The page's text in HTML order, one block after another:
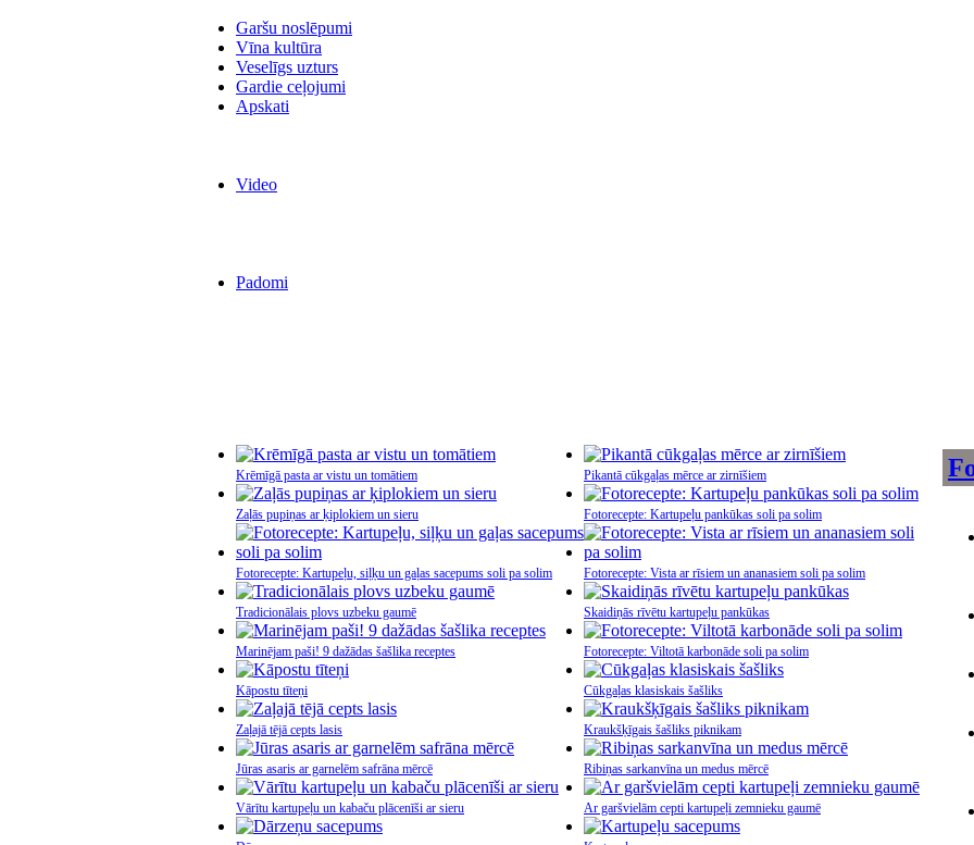
Garšu noslēpumi
Vīna kultūra
Veselīgs uzturs
Gardie ceļojumi
Apskati
Video
Padomi
Krēmīgā pasta ar vistu un tomātiem Pikantā cūkgaļas mērce ar zirnīšiem
Zaļās pupiņas ar ķiplokiem un sieru Fotorecepte: Kartupeļu pankūkas soli pa solim
Fotorecepte: Kartupeļu, siļķu un gaļas sacepums soli pa solim Fotorecepte: Vista ar rīsiem un ananasiem soli pa solim
Tradicionālais plovs uzbeku gaumē Skaidiņās rīvētu kartupeļu pankūkas
Marinējam paši! 9 dažādas šašlika receptes Fotorecepte: Viltotā karbonāde soli pa solim
Kāpostu tīteņi Cūkgaļas klasiskais šašliks
Zaļajā tējā cepts lasis Kraukšķīgais šašliks piknikam
Jūras asaris ar garnelēm safrāna mērcē Ribiņas sarkanvīna un medus mērcē
Vārītu kartupeļu un kabaču plācenīši ar sieru Ar garšvielām cepti kartupeļi zemnieku gaumē